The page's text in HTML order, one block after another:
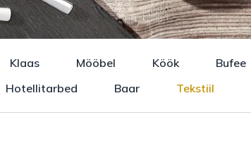
Klaas Mööbel Köök Bufee
Hotellitarbed
Baar Tekstiil